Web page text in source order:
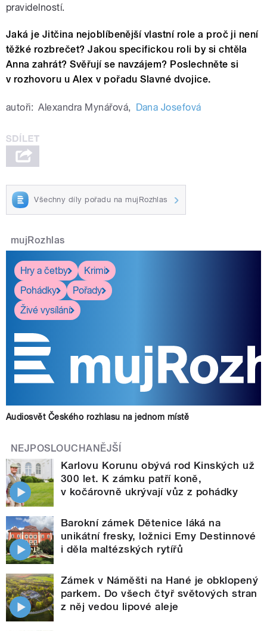
pravidelností.
Jaká je Jitčina nejoblíbenější vlastní role a proč ji není
těžké rozbrečet? Jakou specifickou roli by si chtěla
Anna zahrát? Svěřují se navzájem? Poslechněte si
v rozhovoru u Alex v pořadu Slavné dvojice.
autoři: Alexandra Mynářová, Dana Josefová
Všechny díly pořadu na mujRozhlas
mujRozhlas
Hry a četby
Krimi
Pohádky
Pořady
Živé vysílání
Audiosvět Českého rozhlasu na jednom místě
NEJPOSLOUCHANĚJŠÍ
Karlovu Korunu obývá rod Kinských už
300 let. K zámku patří koně,
v kočárovně ukrývají vůz z pohádky
Barokní zámek Dětenice láká na
unikátní fresky, ložnici Emy Destinnové
i děla maltézských rytířů
Zámek v Náměšti na Hané je obklopený
parkem. Do všech čtyř světových stran
z něj vedou lipové aleje